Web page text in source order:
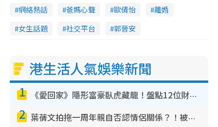
網絡熱話 爸媽心聲 歐倩怡
離婚
女生話題
社交平台 郭晉安
港生活人氣娛樂新聞
1 《愛回家》隱形富豪臥虎藏龍！盤點12位財氣逼人的有錢藝人：呢位靚女3億身家唔憂做
2 葉蒨文拍拖一周年親自否認情侶關係？！被質疑感情造假竟稱GM「普通同事」